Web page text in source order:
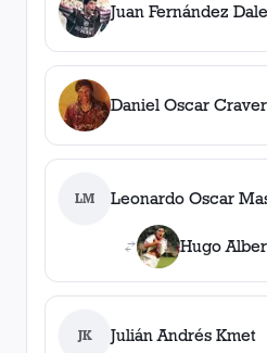
Juan Fernández
Daniel Oscar
LM Leonardo Oscar
Hugo
JK Julián Andrés Kmet